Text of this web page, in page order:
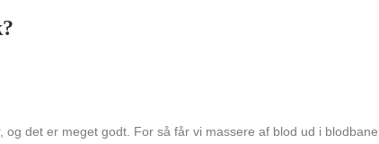
og det er meget godt. For så får vi massere af blod ud i